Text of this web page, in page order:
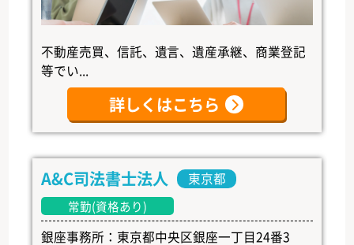
不動産売買、信託、遺言、遺産承継、商業登記
等でい...
詳しくはこちら
A&C司法書士法人 東京都
常勤(資格あり)
銀座事務所：東京都中央区銀座一丁目24番3